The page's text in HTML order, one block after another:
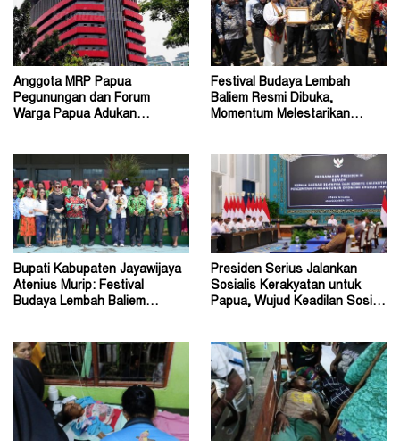
Anggota MRP Papua
Pegunungan dan Forum
Warga Papua Adukan
Festival Budaya Lembah
Baliem Resmi Dibuka,
Momentum Melestarikan
Bupati Kabupaten Jayawijaya
Atenius Murip: Festival
Budaya Lembah Baliem
Presiden Serius Jalankan
Sosialis Kerakyatan untuk
Papua, Wujud Keadilan Sosial